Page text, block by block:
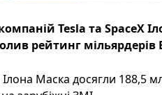
Tesla та SpaceX
рейтинг
Ілона Маска досягли 188,5